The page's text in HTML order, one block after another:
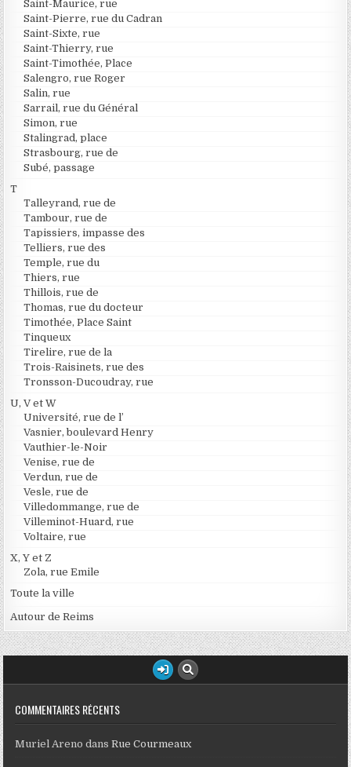
Saint-Maurice, rue
Saint-Pierre, rue du Cadran
Saint-Sixte, rue
Saint-Thierry, rue
Saint-Timothée, Place
Salengro, rue Roger
Salin, rue
Sarrail, rue du Général
Simon, rue
Stalingrad, place
Strasbourg, rue de
Subé, passage
T
Talleyrand, rue de
Tambour, rue de
Tapissiers, impasse des
Telliers, rue des
Temple, rue du
Thiers, rue
Thillois, rue de
Thomas, rue du docteur
Timothée, Place Saint
Tinqueux
Tirelire, rue de la
Trois-Raisinets, rue des
Tronsson-Ducoudray, rue
U, V et W
Université, rue de l’
Vasnier, boulevard Henry
Vauthier-le-Noir
Venise, rue de
Verdun, rue de
Vesle, rue de
Villedommange, rue de
Villeminot-Huard, rue
Voltaire, rue
X, Y et Z
Zola, rue Emile
Toute la ville
Autour de Reims
COMMENTAIRES RÉCENTS
Muriel Areno dansRue Courmeaux